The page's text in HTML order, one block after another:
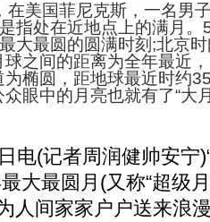
美国菲尼克斯，一名男
指处在近地点上的满月
大最圆的圆满时刻;北京
之间的距离为全年最近
椭圆，距地球最近时约
眼中的月亮也就有了“大
(记者周润健帅安宁
大最圆月(又称“超级
人间家家户户送来浪